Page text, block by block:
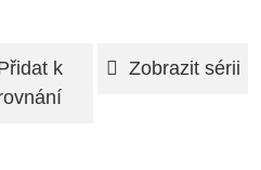
k
Zobrazit sérii